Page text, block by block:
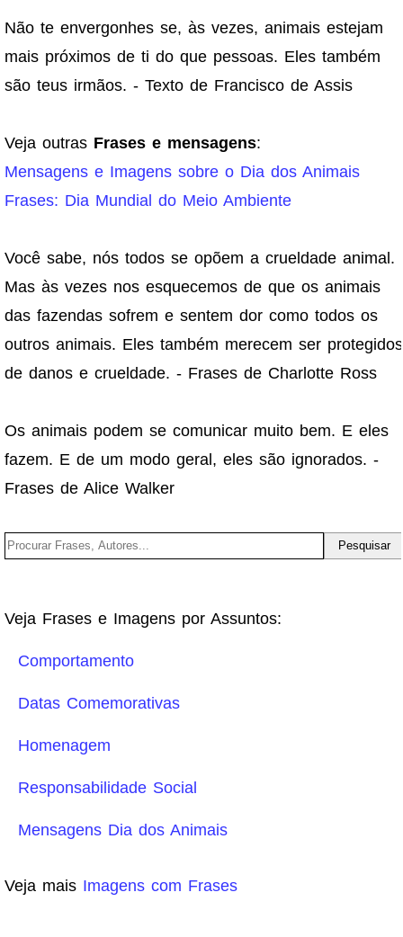
Não te envergonhes se, às vezes, animais estejam
mais próximos de ti do que pessoas. Eles também
são teus irmãos. - Texto de Francisco de Assis
Veja outras Frases e mensagens:
Mensagens e Imagens sobre o Dia dos Animais
Frases: Dia Mundial do Meio Ambiente
Você sabe, nós todos se opõem a crueldade animal.
Mas às vezes nos esquecemos de que os animais
das fazendas sofrem e sentem dor como todos os
outros animais. Eles também merecem ser protegidos
de danos e crueldade. - Frases de Charlotte Ross
Os animais podem se comunicar muito bem. E eles
fazem. E de um modo geral, eles são ignorados. -
Frases de Alice Walker
Veja Frases e Imagens por Assuntos:
Comportamento
Datas Comemorativas
Homenagem
Responsabilidade Social
Mensagens Dia dos Animais
Veja mais Imagens com Frases